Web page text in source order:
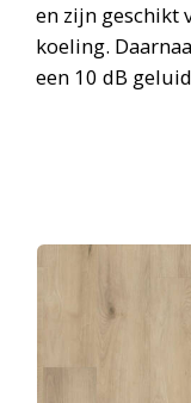
en zijn geschikt
koeling.
een 10 dB